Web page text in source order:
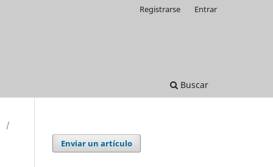
Buscar
Registrarse Entrar
/
Enviar un artículo